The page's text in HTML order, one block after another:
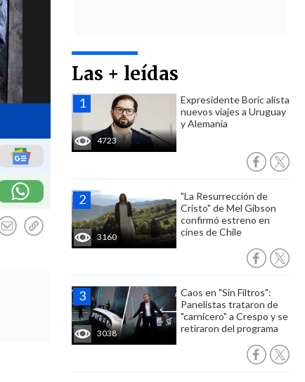
Las + leídas
4723
Expresidente Boric alista
nuevos viajes a Uruguay
y Alemania
3160
"La Resurrección de
Cristo" de Mel Gibson
confirmó estreno en
cines de Chile
3038
Caos en "Sin Filtros":
Panelistas trataron de
"carnicero" a Crespo y se
retiraron del programa